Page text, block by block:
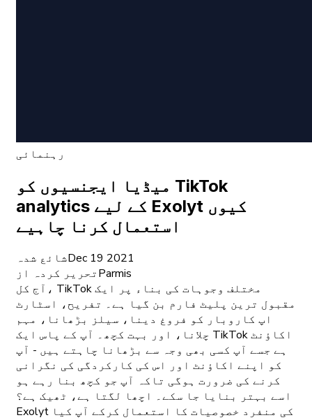
رہنمائی
میڈیا ایجنسیوں کو TikTok
analytics کے لیے Exolyt کیوں
استعمال کرنا چاہیے
شائع شدہDec 19 2021
تحریر کردہ ازParmis
آج کل، TikTok مختلف وجوہات کی بناء پر ایک
مقبول ترین پلیٹ فارم بن گیا ہے۔ تفریح، اسٹارٹ
اپ کاروبار کو فروغ دینا، سیلز بڑھانا، مہم
چلانا، اور بہت کچھ۔ آپ کے پاس ایک TikTok اکاؤنٹ
ہے جسے آپ کسی بھی وجہ سے بڑھانا چاہتے ہیں - آپ
کو اپنے اکاؤنٹ اور اس کی کارکردگی کی نگرانی
کرنے کی ضرورت ہوگی تاکہ آپ جو کچھ بنا رہے ہو
اسے بہتر بنایا جا سکے۔ اچھا لگتا ہے، ٹھیک ہے؟
Exolyt کی منفرد خصوصیات کا استعمال کرکے آپ کیا